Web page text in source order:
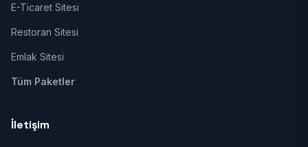
E-Ticaret Sitesi
Restoran Sitesi
Emlak Sitesi
Tüm Paketler
İletişim